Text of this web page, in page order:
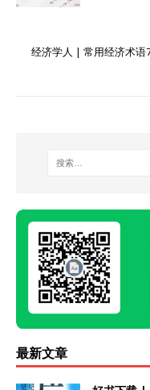
经济学人 | 常用经济术语
最新文章